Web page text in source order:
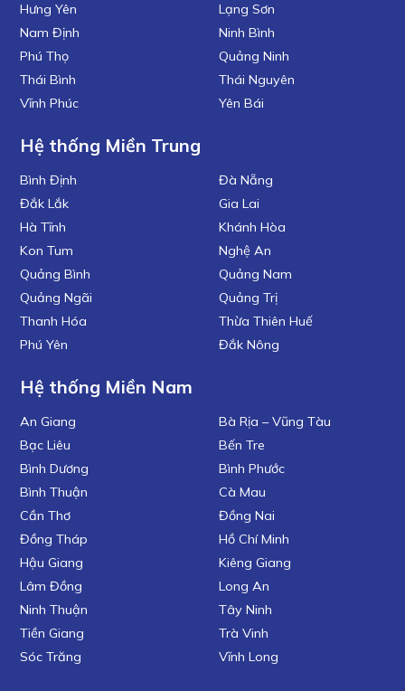
Hưng Yên
Nam Định
Phú Thọ
Thái Bình
Vĩnh Phúc
Lạng Sơn
Ninh Bình
Quảng Ninh
Thái Nguyên
Yên Bái
Hệ thống Miền Trung
Bình Định
Đắk Lắk
Hà Tĩnh
Kon Tum
Quảng Bình
Quảng Ngãi
Thanh Hóa
Phú Yên
Đà Nẵng
Gia Lai
Khánh Hòa
Nghệ An
Quảng Nam
Quảng Trị
Thừa Thiên Huế
Đắk Nông
Hệ thống Miền Nam
An Giang
Bạc Liêu
Bình Dương
Bình Thuận
Cần Thơ
Đồng Tháp
Hậu Giang
Lâm Đồng
Ninh Thuận
Tiền Giang
Sóc Trăng
Bà Rịa – Vũng Tàu
Bến Tre
Bình Phước
Cà Mau
Đồng Nai
Hồ Chí Minh
Kiêng Giang
Long An
Tây Ninh
Trà Vinh
Vĩnh Long